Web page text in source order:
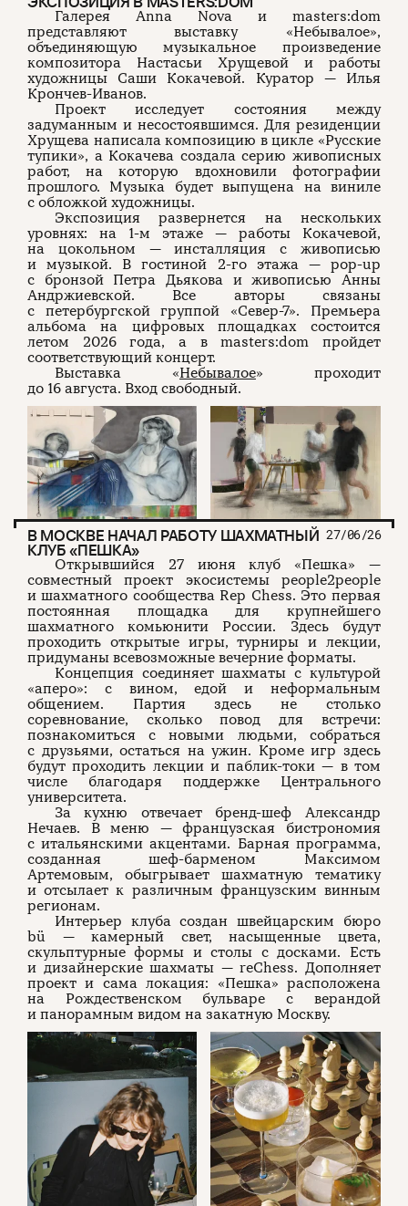
Галерея Anna Nova и masters:dom
представляют выставку «Небывалое»,
объединяющую музыкальное произведение
композитора Настасьи Хрущевой и работы
художницы Саши Кокачевой. Куратор — Илья
Крончев-Иванов.
Проект исследует состояния между
задуманным и несостоявшимся. Для резиденции
Хрущева написала композицию в цикле «Русские
тупики», а Кокачева создала серию живописных
работ, на которую вдохновили фотографии
прошлого. Музыка будет выпущена на виниле
с обложкой художницы.
Экспозиция развернется на нескольких
уровнях: на 1-м этаже — работы Кокачевой,
на цокольном — инсталляция с живописью
и музыкой. В гостиной 2-го этажа — pop-up
с бронзой Петра Дьякова и живописью Анны
Андржиевской. Все авторы связаны
с петербургской группой «Север-7». Премьера
альбома на цифровых площадках состоится
летом 2026 года, а в masters:dom пройдет
соответствующий концерт.
Выставка «Небывалое» проходит
до 16 августа. Вход свободный.
В МОСКВЕ НАЧАЛ РАБОТУ ШАХМАТНЫЙ
КЛУБ «ПЕШКА»
27/06/26
Открывшийся 27 июня клуб «Пешка» —
совместный проект экосистемы people2people
и шахматного сообщества Rep Chess. Это первая
постоянная площадка для крупнейшего
шахматного комьюнити России. Здесь будут
проходить открытые игры, турниры и лекции,
придуманы всевозможные вечерние форматы.
Концепция соединяет шахматы с культурой
«аперо»: с вином, едой и неформальным
общением. Партия здесь не столько
соревнование, сколько повод для встречи:
познакомиться с новыми людьми, собраться
с друзьями, остаться на ужин. Кроме игр здесь
будут проходить лекции и паблик-токи — в том
числе благодаря поддержке Центрального
университета.
За кухню отвечает бренд-шеф Александр
Нечаев. В меню — французская бистрономия
с итальянскими акцентами. Барная программа,
созданная шеф-барменом Максимом
Артемовым, обыгрывает шахматную тематику
и отсылает к различным французским винным
регионам.
Интерьер клуба создан швейцарским бюро
bü — камерный свет, насыщенные цвета,
скульптурные формы и столы с досками. Есть
и дизайнерские шахматы — reChess. Дополняет
проект и сама локация: «Пешка» расположена
на Рождественском бульваре с верандой
и панорамным видом на закатную Москву.